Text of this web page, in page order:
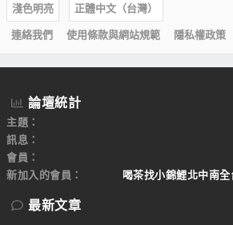
淺色明亮
正體中文（台灣）
連絡我們
使用條款與網站規範 隱私權政策
論壇統計
主題
訊息
會員
新加入的會員
喝茶找小錦鯉北中南
最新文章